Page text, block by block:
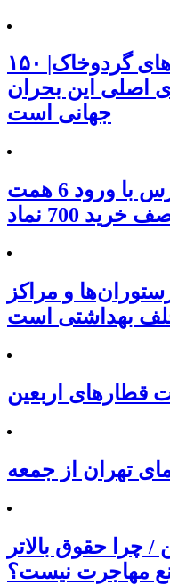
۱۵۰ کشور درگیر توفان‌های گردوخاک|
اصلی این بحران
جهانی است
رشد 130 هزار واحدی بورس با ورود 6 همت
700 نماد
و مراکز
بهداشتی است
تهران از جمعه
چرا حقوق بالاتر
مهاجرت نیست؟